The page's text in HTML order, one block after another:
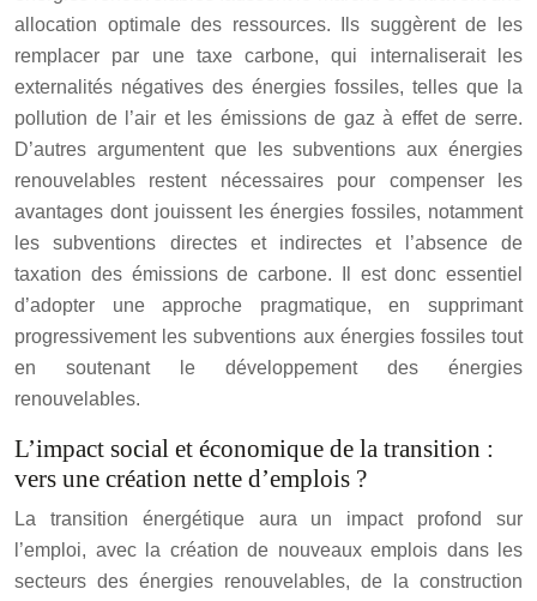
allocation optimale des ressources. Ils suggèrent de les
remplacer par une taxe carbone, qui internaliserait les
externalités négatives des énergies fossiles, telles que la
pollution de l’air et les émissions de gaz à effet de serre.
D’autres argumentent que les subventions aux énergies
renouvelables restent nécessaires pour compenser les
avantages dont jouissent les énergies fossiles, notamment
les subventions directes et indirectes et l’absence de
taxation des émissions de carbone. Il est donc essentiel
d’adopter une approche pragmatique, en supprimant
progressivement les subventions aux énergies fossiles tout
en soutenant le développement des énergies
renouvelables.
L’impact social et économique de la transition :
vers une création nette d’emplois ?
La transition énergétique aura un impact profond sur
l’emploi, avec la création de nouveaux emplois dans les
secteurs des énergies renouvelables, de la construction